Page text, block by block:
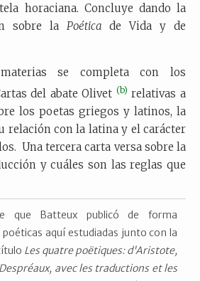
horaciana. Concluye dando la
sobre la Poética de Vida y de
se completa con los
del abate Olivet (b) relativas a
los poetas griegos y latinos, la
relación con la latina y el carácter
Una tercera carta versa sobre la
y cuáles son las reglas que
que Batteux publicó de forma
aquí estudiadas junto con la
Les quatre poëtiques: d'Aristote,
avec les traductions et les